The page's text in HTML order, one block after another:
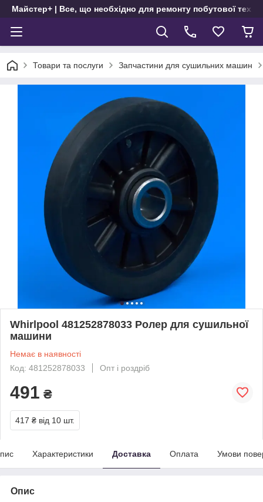
Майстер+ | Все, що необхідно для ремонту побутової
Товари та послуги Запчастини для сушильних машин
Whirlpool 481252878033 Ролер для сушильної
машини
Немає в наявності
Код: 481252878033
Опт і роздріб
491 ₴
417 ₴ від 10 шт.
Характеристики Доставка Оплата Умови
Опис